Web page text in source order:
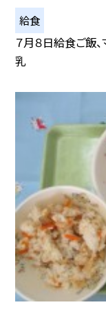
給食
７月８日給食ご飯
乳